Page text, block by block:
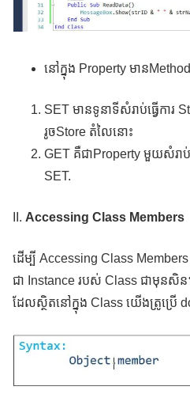
នៅក្នុង Property មាន​
SET មានទូនាទីសំរាប់ធ្វើការ
រូចStore តំលៃនោះ
GET គឺជាProperty មួយសំរាប់
SET.
II. Accessing Class Members
ដើម្បី Accessing Class Members
ជា Instance របស់ Class ជាមុនសិន
ដែលស្ថិតនៅក្នុង Class យើងត្រូប្រើ